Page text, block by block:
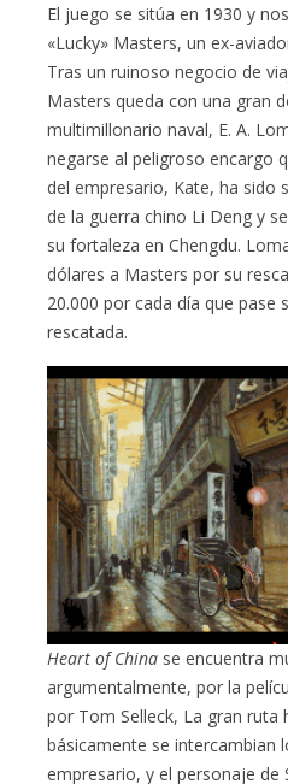
El juego se sitúa en 1930 y
«Lucky» Masters, un ex-
Tras un ruinoso negocio de
Masters queda con una gran
multimillonario naval, E. A.
negarse al peligroso encargo
del empresario, Kate, ha sido
de la guerra chino Li Deng y
su fortaleza en Chengdu.
dólares a Masters por su
20.000 por cada día que pase
rescatada.
Heart of China se encuentra
argumentalmente, por la
por Tom Selleck, La gran ruta
básicamente se intercambian
empresario, y el personaje de